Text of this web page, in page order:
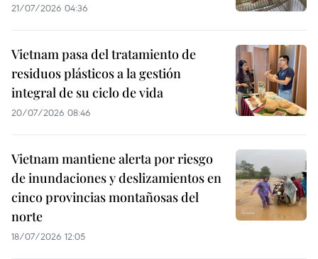
21/07/2026 04:36
Vietnam pasa del tratamiento de
residuos plásticos a la gestión
integral de su ciclo de vida
20/07/2026 08:46
Vietnam mantiene alerta por riesgo
de inundaciones y deslizamientos en
cinco provincias montañosas del
norte
18/07/2026 12:05